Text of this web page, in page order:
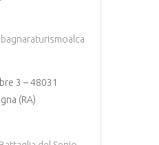
3 – 48031
(RA)